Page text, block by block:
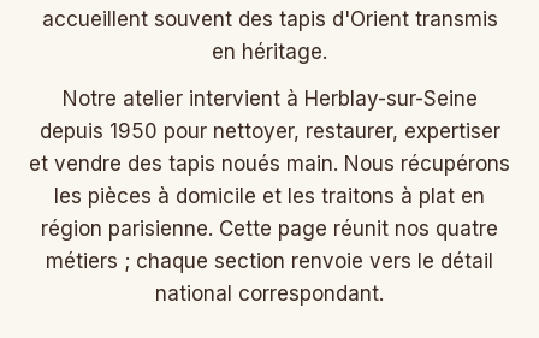
accueillent souvent des tapis d'Orient transmis
en héritage.
Notre atelier intervient à Herblay-sur-Seine
depuis 1950 pour nettoyer, restaurer, expertiser
et vendre des tapis noués main. Nous récupérons
les pièces à domicile et les traitons à plat en
région parisienne. Cette page réunit nos quatre
métiers ; chaque section renvoie vers le détail
national correspondant.